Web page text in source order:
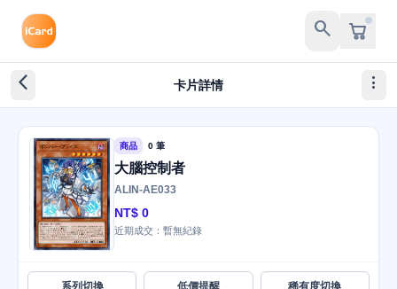
search
arrow_back_ios_new 卡片詳情 more_vert
商品 0 筆
大腦控制者
ALIN-AE033
NT$ 0
近期成交：暫無紀錄
系列切換 低價提醒 稀有度切換